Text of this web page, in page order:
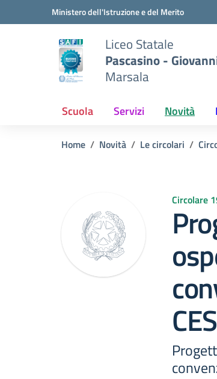
Vai ai contenuti
Vai al menu di navigazioneMinistero dell'Istruzione e del Merito
Liceo Statale
Pascasino -
Marsala
Scuola Servizi Novità
Home Novità Le circolari
Circolare